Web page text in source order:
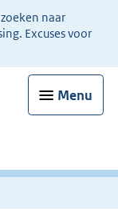
naar
Excuses voor
Menu